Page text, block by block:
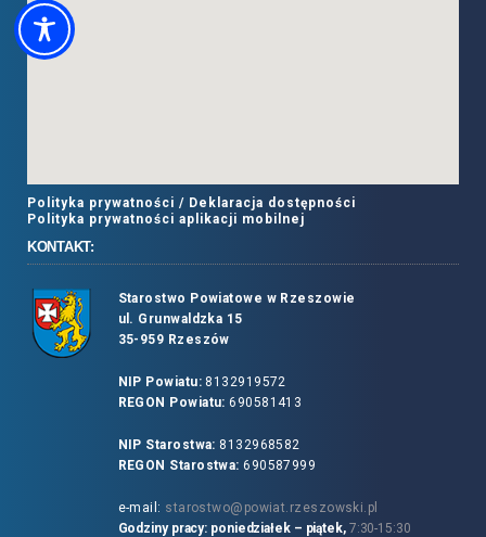
Polityka prywatności / Deklaracja dostępności
Polityka prywatności aplikacji mobilnej
KONTAKT:
Starostwo Powiatowe w Rzeszowie
ul. Grunwaldzka 15
35-959 Rzeszów
NIP Powiatu:8132919572
REGON Powiatu: 690581413
NIP Starostwa: 8132968582
REGON Starostwa: 690587999
e-mail: starostwo@powiat.rzeszowski.pl
Godziny pracy: poniedziałek – piątek, 7:30-15:30